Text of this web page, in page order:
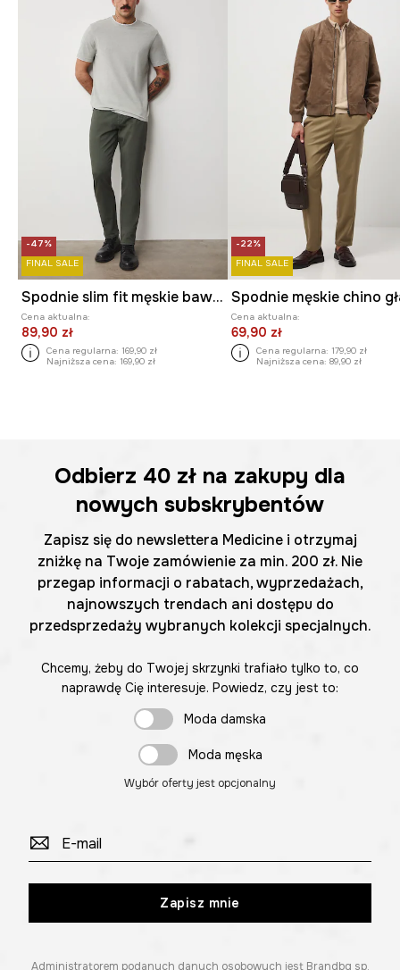
-47%
FINAL SALE
Spodnie slim fit męskie bawełniane z elastanem
Cena aktualna:
89,90 zł
Cena regularna: 169,90 zł
Najniższa cena: 169,90 zł
-22%
FINAL SALE
Cena aktualna:
69,90 zł
Cena regularna: 179,90 zł
Najniższa cena: 89,90 zł
Odbierz 40 zł na zakupy dla
nowych subskrybentów
Zapisz się do newslettera Medicine i otrzymaj
zniżkę na Twoje zamówienie za min. 200 zł. Nie
przegap informacji o rabatach, wyprzedażach,
najnowszych trendach ani dostępu do
przedsprzedaży wybranych kolekcji specjalnych.
Chcemy, żeby do Twojej skrzynki trafiało tylko to, co
naprawdę Cię interesuje. Powiedz, czy jest to:
Moda damska
Moda męska
Wybór oferty jest opcjonalny
Zapisz mnie
Administratorem podanych danych osobowych jest Brandbq sp.